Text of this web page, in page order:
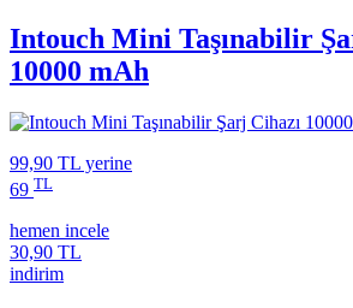
Intouch Mini Taşınabilir
10000 mAh
99,90 TL yerine
69 TL
hemen incele
30,90 TL
indirim